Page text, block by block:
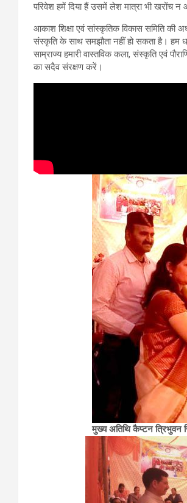
परिवेश हमें दिया हैं उसमें लेश मात्रा भी खरोंच न
आकाश शिक्षा एवं सांस्कृतिक विकास समिति की
संस्कृति के साथ समझौता नहीं हो सकता है। हम
साम्राज्य हमारी वास्तविक कला, संस्कृति एवं
का सदैव संरक्षण करें।
मुख्य अतिथि कैप्टन त्रिभुवन